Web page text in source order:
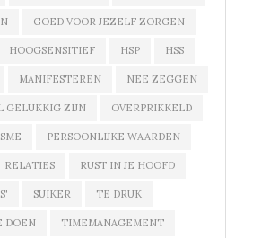
GOED VOOR JEZELF ZORGEN
HOOGSENSITIEF HSP HSS
MANIFESTEREN NEE ZEGGEN
GELUKKIG ZIJN OVERPRIKKELD
PERSOONLIJKE WAARDEN
RELATIES RUST IN JE HOOFD
SUIKER TE DRUK
DOEN TIMEMANAGEMENT